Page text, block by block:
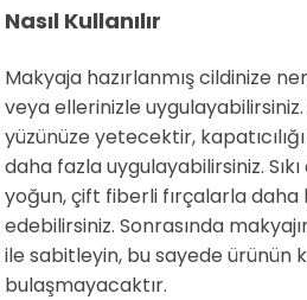
Nasıl Kullanılır
Makyaja hazırlanmış cildinize
veya ellerinizle
yüzünüze yetecektir,
daha fazla uygulayabilirsiniz.
yoğun, çift fiberli fırçalarla daha
edebilirsiniz. Sonrasında
ile sabitleyin, bu sayede ürünün
bulaşmayacaktır.